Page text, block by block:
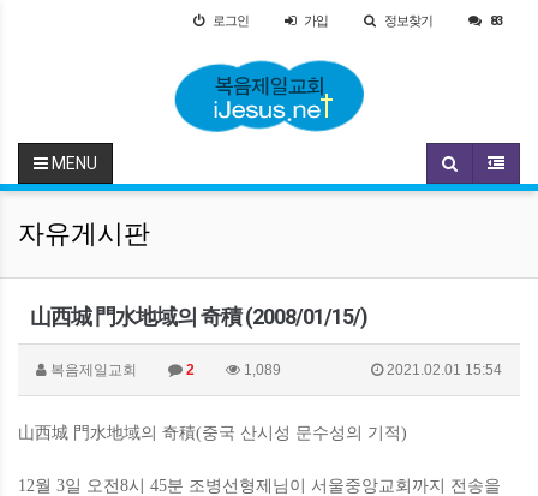
로그인 가입 정보찾기 83
MENU
자유게시판
山西城 門水地域의 奇積 (2008/01/15/)
복음제일교회 2 1,089 2021.02.01 15:54
山西城 門水地域의 奇積(중국 산시성 문수성의 기적)
12월 3일 오전8시 45분 조병선형제님이 서울중앙교회까지 전송을